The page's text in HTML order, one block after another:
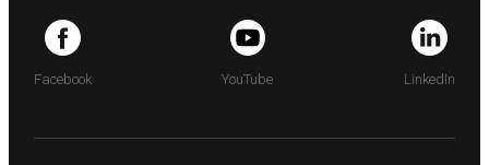
Facebook YouTube LinkedIn